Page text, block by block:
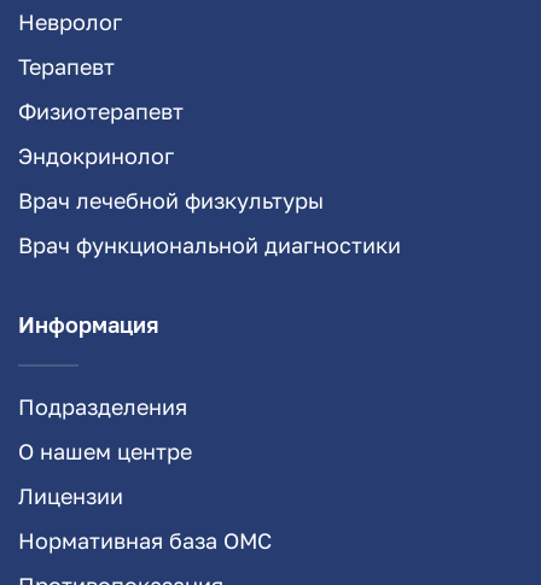
Невролог
Терапевт
Физиотерапевт
Эндокринолог
Врач лечебной физкультуры
Врач функциональной диагностики
Информация
Подразделения
О нашем центре
Лицензии
Нормативная база ОМС